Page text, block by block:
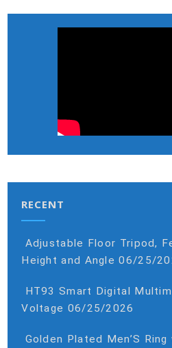
RECENT
Adjustable Floor Tripod,
Height and Angle 06/25/
HT93 Smart Digital
Voltage 06/25/2026
Golden Plated Men’S